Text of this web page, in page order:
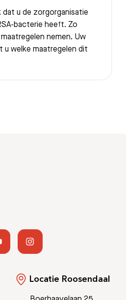
dat u de zorgorganisatie
bacterie heeft. Zo
nemen. Uw
u welke maatregelen dit
Locatie Roosendaal